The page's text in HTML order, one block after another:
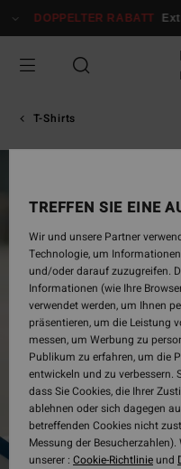
zur
springen
DOPPELTER RABATT
T-Shirts
TREFFEN SIE EINE
Wir und unsere Partner
Technologie, um
und/oder darauf zuzugreifen.
Informationen (wie Ihre
verwendet werden, um Ihnen
präsentieren, um die Leistung
messen, um Werbung zu
Publikum zu erfahren, um die
entwickeln und zu verbessern.
dass Sie Cookies, die Ihrer
ablehnen oder sich dagegen
betreffenden Cookies nicht
Messung der
unserer : Cookie-Richtlinieund